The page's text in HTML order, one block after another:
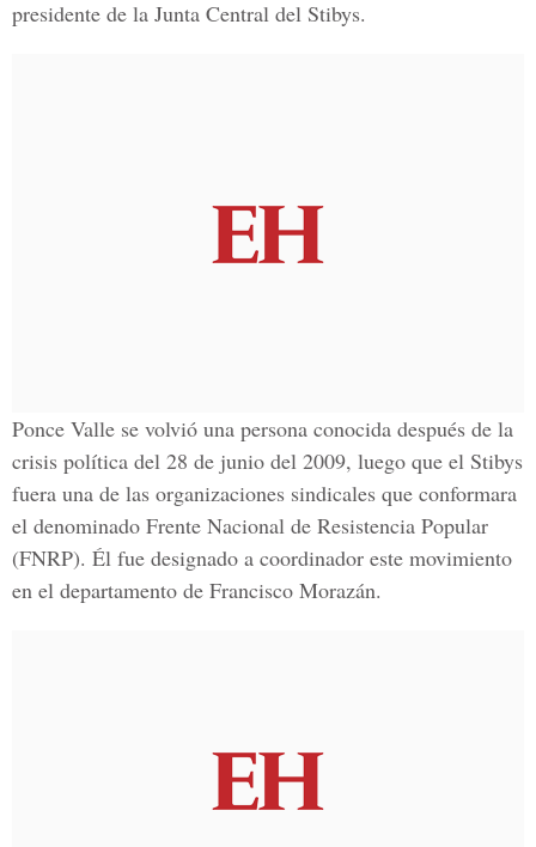
presidente de la Junta Central del Stibys.
Ponce Valle se volvió una persona conocida después de la
crisis política del 28 de junio del 2009, luego que el Stibys
fuera una de las organizaciones sindicales que conformara
el denominado Frente Nacional de Resistencia Popular
(FNRP). Él fue designado a coordinador este movimiento
en el departamento de Francisco Morazán.